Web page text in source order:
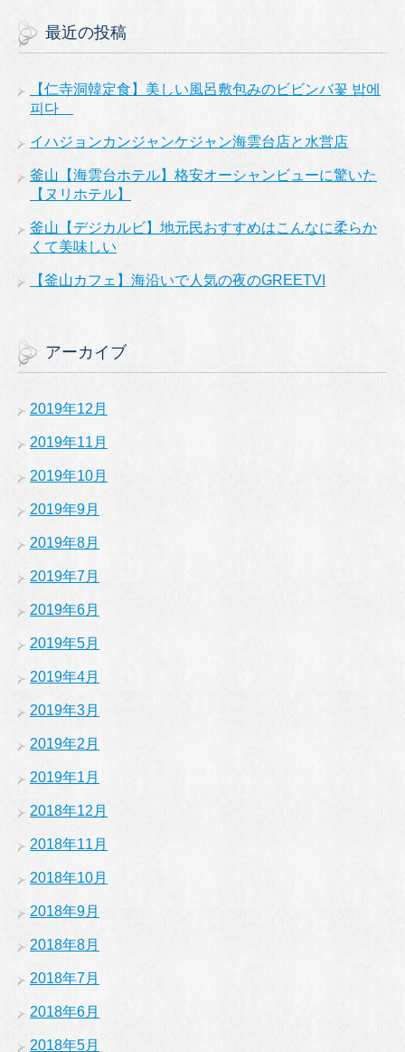
最近の投稿
【仁寺洞韓定食】美しい風呂敷包みのビビンバ꽃 밥에
피다
イハジョンカンジャンケジャン海雲台店と水営店
釜山【海雲台ホテル】格安オーシャンビューに驚いた
【ヌリホテル】
釜山【デジカルビ】地元民おすすめはこんなに柔らか
くて美味しい
【釜山カフェ】海沿いで人気の夜のGREETVI
アーカイブ
2019年12月
2019年11月
2019年10月
2019年9月
2019年8月
2019年7月
2019年6月
2019年5月
2019年4月
2019年3月
2019年2月
2019年1月
2018年12月
2018年11月
2018年10月
2018年9月
2018年8月
2018年7月
2018年6月
2018年5月